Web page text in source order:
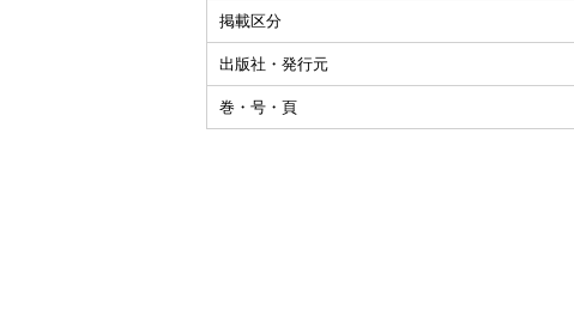
掲載区分
出版社・発行元
巻・号・頁